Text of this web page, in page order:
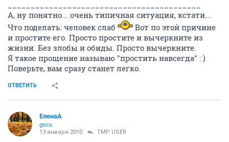
А, ну понятно... очень типичная ситуация, кстати...
Что поделать: человек слаб
Вот по этой причине
и простите его. Просто простите и вычеркните из
жизни. Без злобы и обиды. Просто вычеркните.
Я такое прощение называю "простить навсегда" : )
Поверьте, вам сразу станет легко.
ОТВЕТИТЬ
ЕленаА
guru
13 января 2010 TMP USER